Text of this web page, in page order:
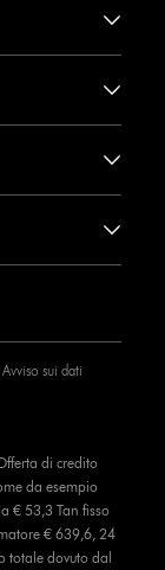
Avviso sui dati
di credito
da esempio
€ 53,3 Tan fisso
€ 639,6, 24
totale dovuto dal